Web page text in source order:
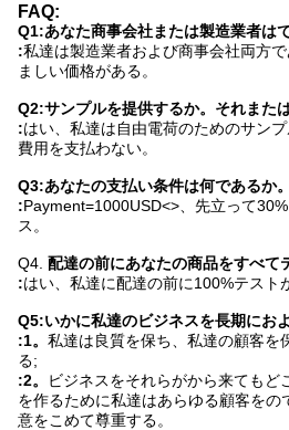
FAQ:
Q1:あなた商事会社または製造業者はで
:私達は製造業者および商事会社両方
ましい価格がある。
Q2:サンプルを提供するか。それまた
:はい、私達は自由電荷のためのサン
費用を支払わない。
Q3:あなたの支払い条件は何であるか。
:Payment=1000USD<> 、先立って
ス。
Q4. 配達の前にあなたの商品をすべて
:はい、私達に配達の前に100%テスト
Q5:いかに私達のビジネスを長期にお
:1。 私達は良質を保ち、私達の顧客を
る;
:2。
ビジネスをそれらがから来てもど
を作るために私達はあらゆる顧客をの
意をこめて尊重する。